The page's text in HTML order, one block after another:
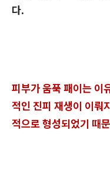
다.
피부가 움푹 패이는 이
적인 진피 재생이 이뤄
적으로 형성되었기 때